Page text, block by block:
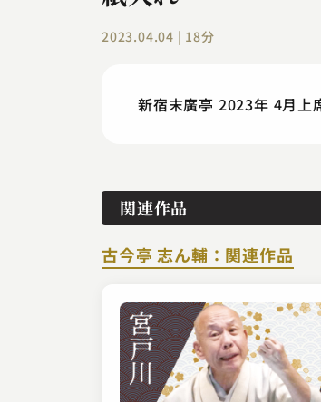
2023.04.04 | 18分
新宿末廣亭 2023年 4月上
関連作品
古今亭 志ん輔：関連作品